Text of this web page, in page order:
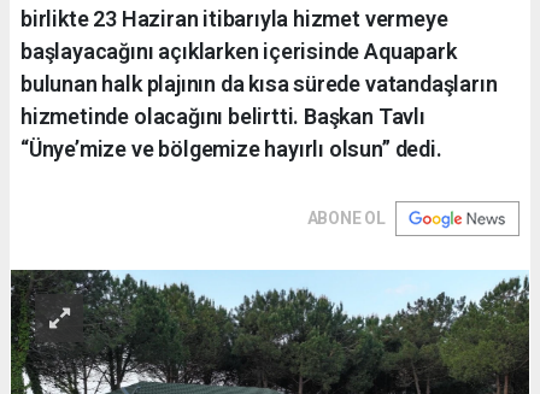
birlikte 23 Haziran itibarıyla hizmet vermeye
başlayacağını açıklarken içerisinde Aquapark
bulunan halk plajının da kısa sürede vatandaşların
hizmetinde olacağını belirtti. Başkan Tavlı
“Ünye’mize ve bölgemize hayırlı olsun” dedi.
ABONE OL